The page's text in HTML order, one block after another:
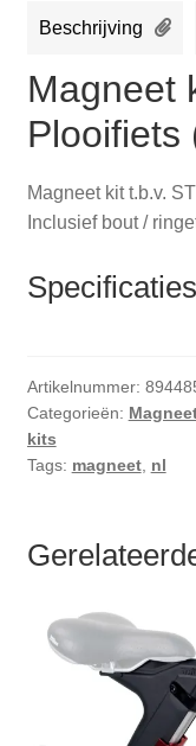
Beschrijving
Magneet
Plooifiets
Magneet kit t.b.v.
Inclusief bout /
Specificaties
Artikelnummer:
Categorieën:
kits
Tags: magneet, nl